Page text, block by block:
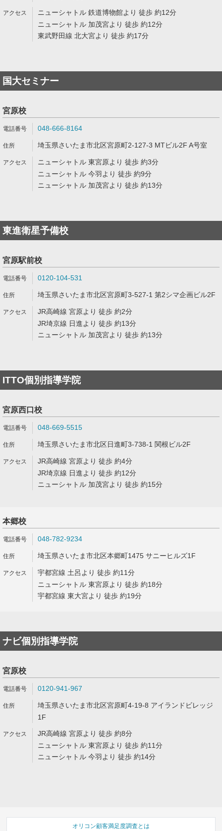
ニューシャトル 鉄道博物館より 徒歩 約12分
ニューシャトル 加茂宮より 徒歩 約12分
東武野田線 北大宮より 徒歩 約17分
国大セミナー
宮原校
048-666-8164
埼玉県さいたま市北区宮原町2-127-3 MTビル2F A号室
ニューシャトル 東宮原より 徒歩 約3分
ニューシャトル 今羽より 徒歩 約9分
ニューシャトル 加茂宮より 徒歩 約13分
東進衛星予備校
宮原駅前校
0120-104-531
埼玉県さいたま市北区宮原町3-527-1 第2シマ企画ビル2F
JR高崎線 宮原より 徒歩 約2分
JR埼京線 日進より 徒歩 約13分
ニューシャトル 加茂宮より 徒歩 約13分
ITTO個別指導学院
宮原西口校
048-669-5515
埼玉県さいたま市北区日進町3-738-1 関根ビル2F
JR高崎線 宮原より 徒歩 約4分
JR埼京線 日進より 徒歩 約12分
ニューシャトル 加茂宮より 徒歩 約15分
本郷校
048-782-9234
埼玉県さいたま市北区本郷町1475 サニーヒルズ1F
宇都宮線 土呂より 徒歩 約11分
ニューシャトル 東宮原より 徒歩 約18分
宇都宮線 東大宮より 徒歩 約19分
ナビ個別指導学院
宮原校
0120-941-967
埼玉県さいたま市北区宮原町4-19-8 アイランドビレッジ
1F
JR高崎線 宮原より 徒歩 約8分
ニューシャトル 東宮原より 徒歩 約11分
ニューシャトル 今羽より 徒歩 約14分
オリコン顧客満足度調査とは